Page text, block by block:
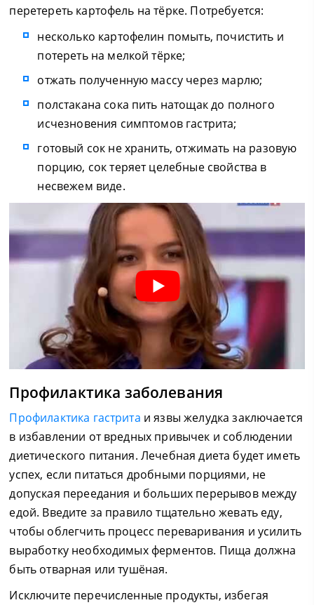
перетереть картофель на тёрке. Потребуется:
несколько картофелин помыть, почистить и
потереть на мелкой тёрке;
отжать полученную массу через марлю;
полстакана сока пить натощак до полного
исчезновения симптомов гастрита;
готовый сок не хранить, отжимать на разовую
порцию, сок теряет целебные свойства в
несвежем виде.
Профилактика заболевания
Профилактика гастрита и язвы желудка заключается
в избавлении от вредных привычек и соблюдении
диетического питания. Лечебная диета будет иметь
успех, если питаться дробными порциями, не
допуская переедания и больших перерывов между
едой. Введите за правило тщательно жевать еду,
чтобы облегчить процесс переваривания и усилить
выработку необходимых ферментов. Пища должна
быть отварная или тушёная.
Исключите перечисленные продукты, избегая